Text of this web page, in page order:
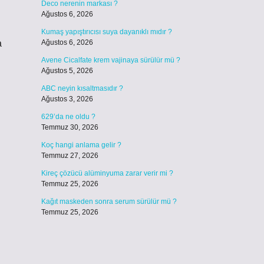
Deco nerenin markası ?
Ağustos 6, 2026
Kumaş yapıştırıcısı suya dayanıklı mıdır ?
Ağustos 6, 2026
Avene Cicalfate krem vajinaya sürülür mü ?
Ağustos 5, 2026
ABC neyin kısaltmasıdır ?
Ağustos 3, 2026
629’da ne oldu ?
Temmuz 30, 2026
Koç hangi anlama gelir ?
Temmuz 27, 2026
Kireç çözücü alüminyuma zarar verir mi ?
Temmuz 25, 2026
Kağıt maskeden sonra serum sürülür mü ?
Temmuz 25, 2026